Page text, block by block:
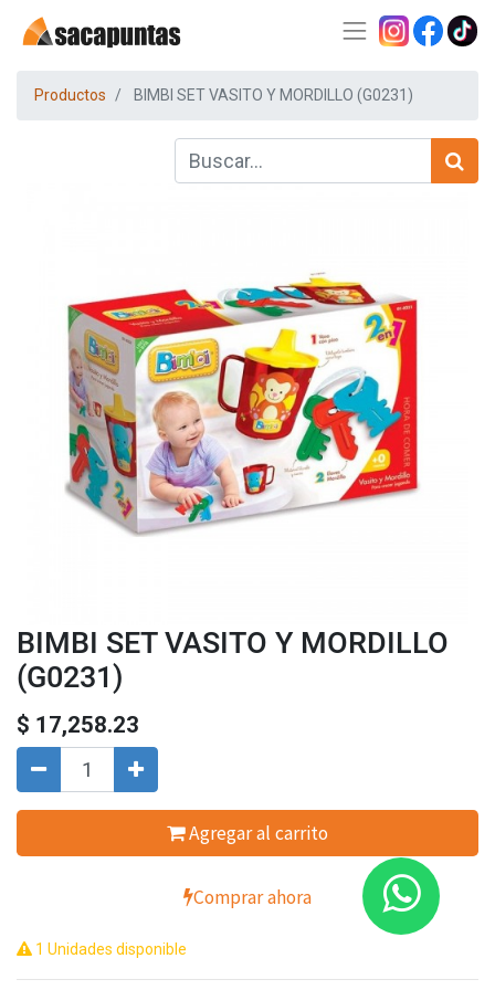
Productos BIMBI SET VASITO Y MORDILLO (G0231)
BIMBI SET VASITO Y MORDILLO
(G0231)
$ 17,258.23
Agregar al carrito
Comprar ahora
1 Unidades disponible